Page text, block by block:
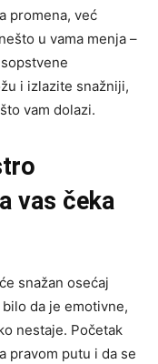
promena, već
u vama menja –
i izlazite snažniji,
vam dolazi.
vas čeka
snažan osećaj
da je emotivne,
nestaje. Početak
pravom putu i da se